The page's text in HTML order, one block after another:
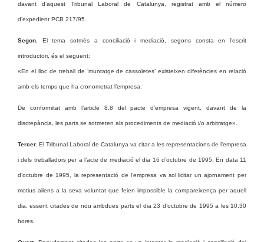
davant d’aquest Tribunal Laboral de Catalunya, registrat amb el número
d’expedient PCB 217/95.
Segon. El tema sotmès a conciliació i mediació, segons consta en l’escrit
introductori, és el següent:
«En el lloc de treball de ‘muntatge de cassoletes’ existeixen diferències en relació
amb els temps que ha cronometrat l’empresa.
De conformitat amb l’article 8.8 del pacte d’empresa vigent, davant de la
discrepància, les parts se sotmeten als procediments de mediació i/o arbitratge».
Tercer. El Tribunal Laboral de Catalunya va citar a les representacions de l’empresa
i dels treballadors per a l’acte de mediació el dia 16 d’octubre de 1995. En data 11
d’octubre de 1995, la representació de l’empresa va sol·licitar un ajornament per
motius aliens a la seva voluntat que feien impossible la compareixença per aquell
dia, essent citades de nou ambdues parts el dia 23 d’octubre de 1995 a les 10.30
hores.